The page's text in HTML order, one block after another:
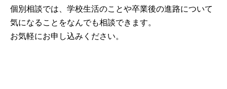
個別相談では、学校生活のことや卒業後の進路について
気になることをなんでも相談できます。
お気軽にお申し込みください。